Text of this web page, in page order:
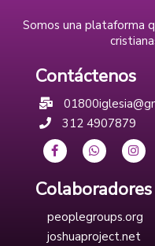
Somos una plataforma
Contáctenos
312 4907879
Colaboradores
peoplegroups.org
joshuaproject.net